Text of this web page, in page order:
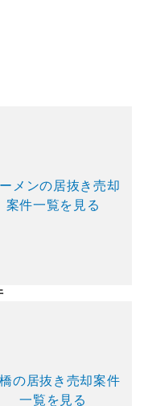
メンの居抜き売却
案件一覧を見る
の居抜き売却案件
一覧を見る